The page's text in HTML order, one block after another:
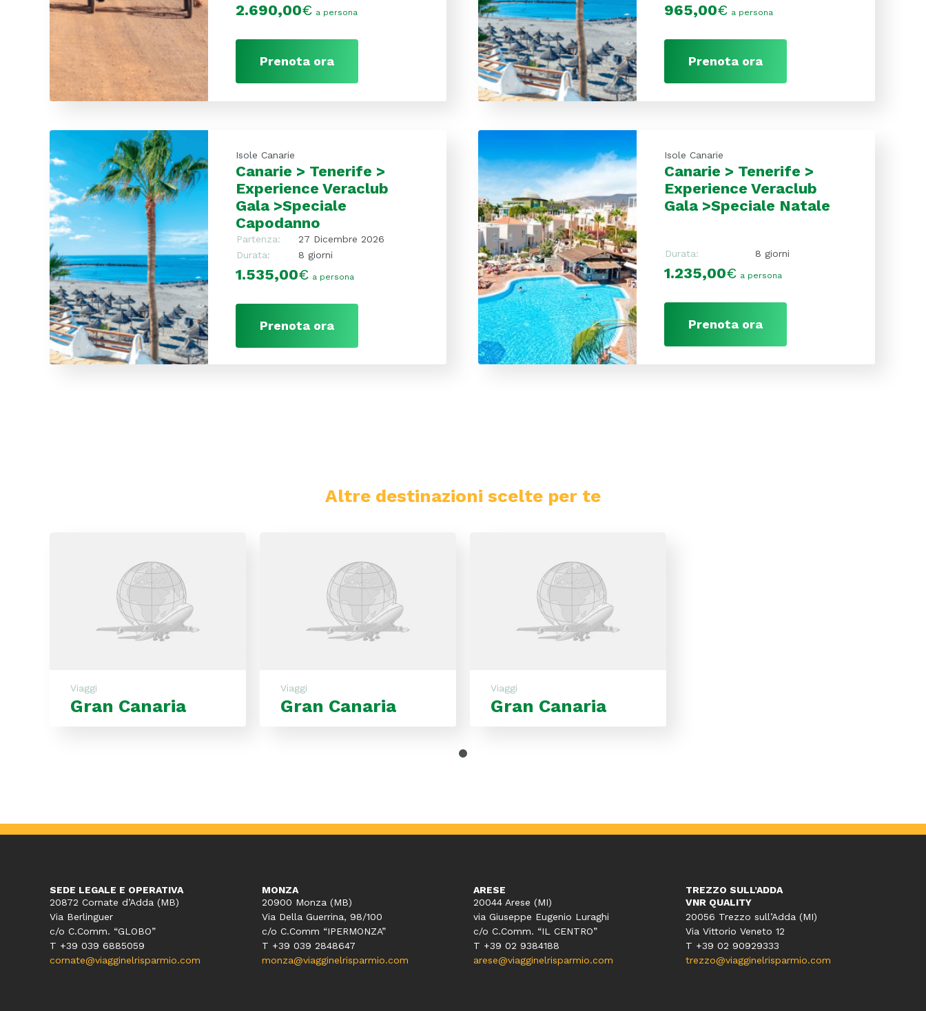
2.690,00€ a persona
Prenota ora
965,00€ a persona
Prenota ora
Isole Canarie
Canarie > Tenerife >
Experience Veraclub
Gala >Speciale
Capodanno
Partenza:
27 Dicembre 2026
Durata:
8 giorni
1.535,00€ a persona
Prenota ora
Isole Canarie
Canarie > Tenerife >
Experience Veraclub
Gala >Speciale Natale
Durata: 8 giorni
1.235,00€ a persona
Prenota ora
Altre destinazioni scelte per te
Viaggi
Gran Canaria
Viaggi
Gran Canaria
Viaggi
Gran Canaria
SEDE LEGALE E OPERATIVA
20872 Cornate d’Adda (MB)
Via Berlinguer
c/o C.Comm. “GLOBO”
T +39 039 6885059
cornate@viagginelrisparmio.com
MONZA
20900 Monza (MB)
Via Della Guerrina, 98/100
c/o C.Comm “IPERMONZA”
T +39 039 2848647
monza@viagginelrisparmio.com
ARESE
20044 Arese (MI)
via Giuseppe Eugenio Luraghi
c/o C.Comm. “IL CENTRO”
T +39 02 9384188
arese@viagginelrisparmio.com
TREZZO SULL’ADDA
VNR QUALITY
20056 Trezzo sull’Adda (MI)
Via Vittorio Veneto 12
T +39 02 90929333
trezzo@viagginelrisparmio.com